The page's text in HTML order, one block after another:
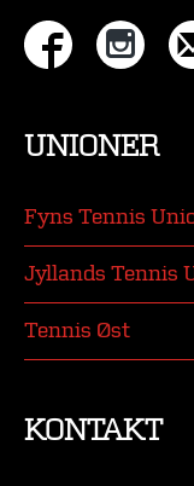
UNIONER
Fyns Tennis
Jyllands Tennis
Tennis Øst
KONTAKT